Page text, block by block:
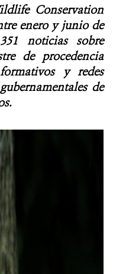
COMUNICACIÓN
Y RECLAMOS
Conservation
enero y junio de
noticias sobre
de procedencia
y redes
de